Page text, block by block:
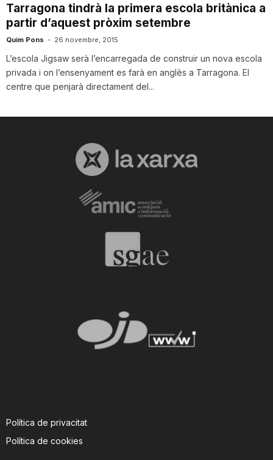
a
r
Tarragona tindrà la primera escola britànica a
partir d’aquest pròxim setembre
Quim Pons - 26 novembre, 2015
L’escola Jigsaw serà l’encarregada de construir un nova escola
privada i on l’ensenyament es farà en anglès a Tarragona. El
centre que penjarà directament del...
Política de privacitat
Política de cookies